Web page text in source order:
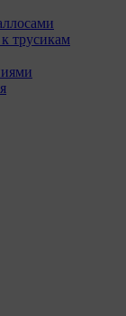
трусикам
сообщение
почту